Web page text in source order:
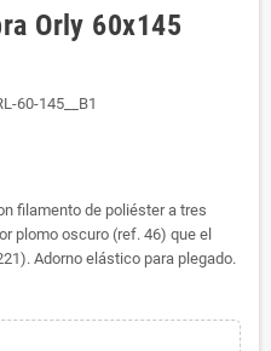
Orly 60x145
60-145__B1
filamento de poliéster a tres
plomo oscuro (ref. 46) que el
Adorno elástico para plegado.